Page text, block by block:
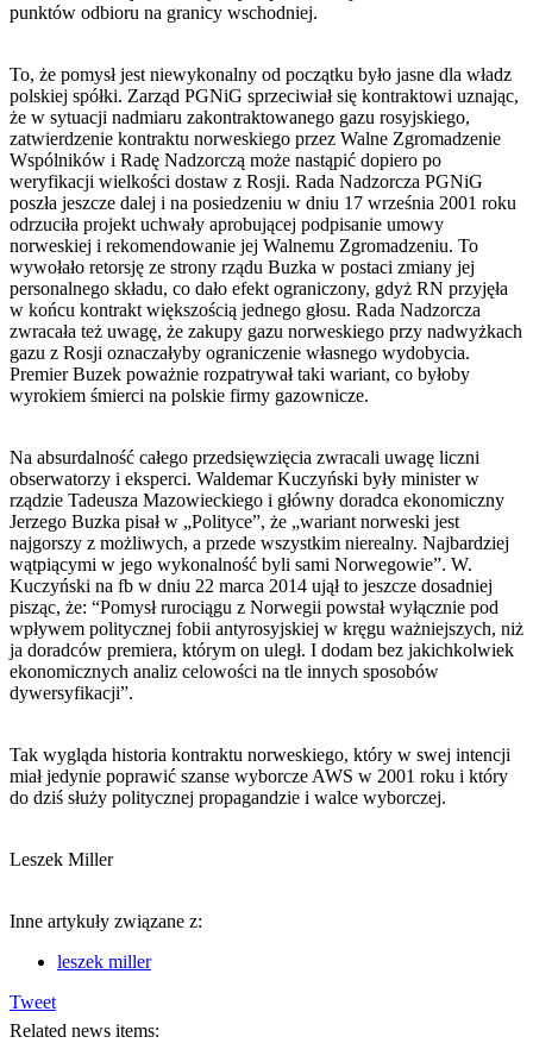
punktów odbioru na granicy wschodniej.
To, że pomysł jest niewykonalny od początku było jasne dla władz
polskiej spółki. Zarząd PGNiG sprzeciwiał się kontraktowi uznając,
że w sytuacji nadmiaru zakontraktowanego gazu rosyjskiego,
zatwierdzenie kontraktu norweskiego przez Walne Zgromadzenie
Wspólników i Radę Nadzorczą może nastąpić dopiero po
weryfikacji wielkości dostaw z Rosji. Rada Nadzorcza PGNiG
poszła jeszcze dalej i na posiedzeniu w dniu 17 września 2001 roku
odrzuciła projekt uchwały aprobującej podpisanie umowy
norweskiej i rekomendowanie jej Walnemu Zgromadzeniu. To
wywołało retorsję ze strony rządu Buzka w postaci zmiany jej
personalnego składu, co dało efekt ograniczony, gdyż RN przyjęła
w końcu kontrakt większością jednego głosu. Rada Nadzorcza
zwracała też uwagę, że zakupy gazu norweskiego przy nadwyżkach
gazu z Rosji oznaczałyby ograniczenie własnego wydobycia.
Premier Buzek poważnie rozpatrywał taki wariant, co byłoby
wyrokiem śmierci na polskie firmy gazownicze.
Na absurdalność całego przedsięwzięcia zwracali uwagę liczni
obserwatorzy i eksperci. Waldemar Kuczyński były minister w
rządzie Tadeusza Mazowieckiego i główny doradca ekonomiczny
Jerzego Buzka pisał w „Polityce”, że „wariant norweski jest
najgorszy z możliwych, a przede wszystkim nierealny. Najbardziej
wątpiącymi w jego wykonalność byli sami Norwegowie”. W.
Kuczyński na fb w dniu 22 marca 2014 ujął to jeszcze dosadniej
pisząc, że: “Pomysł rurociągu z Norwegii powstał wyłącznie pod
wpływem politycznej fobii antyrosyjskiej w kręgu ważniejszych, niż
ja doradców premiera, którym on uległ. I dodam bez jakichkolwiek
ekonomicznych analiz celowości na tle innych sposobów
dywersyfikacji”.
Tak wygląda historia kontraktu norweskiego, który w swej intencji
miał jedynie poprawić szanse wyborcze AWS w 2001 roku i który
do dziś służy politycznej propagandzie i walce wyborczej.
Leszek Miller
Inne artykuły związane z:
leszek miller
Tweet
Related news items: